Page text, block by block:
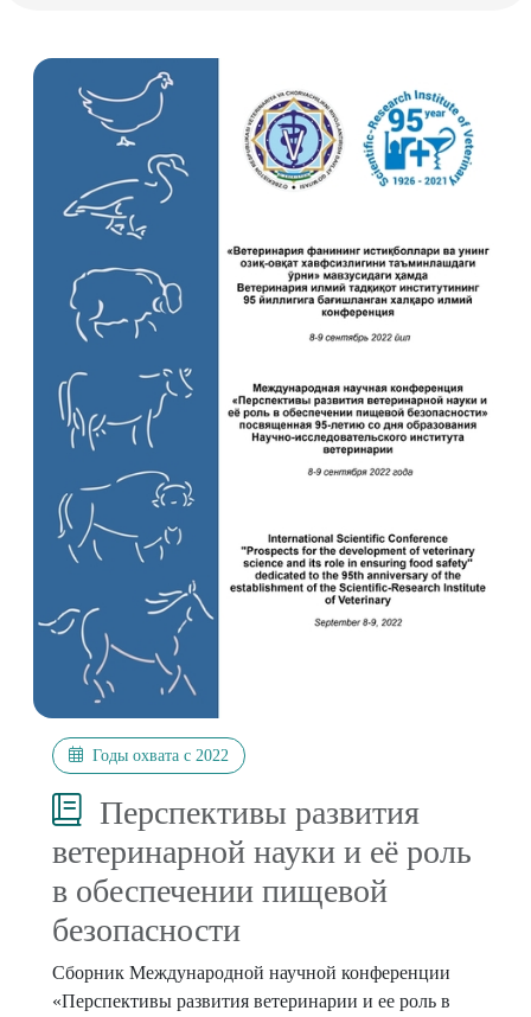
Годы охвата с 2022
Перспективы развития
ветеринарной науки и её роль
в обеспечении пищевой
безопасности
Сборник Международной научной конференции
«Перспективы развития ветеринарии и ее роль в